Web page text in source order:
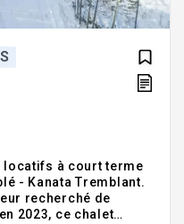
locatifs à court terme
- Kanata Tremblant.
recherché de
2023, ce chalet